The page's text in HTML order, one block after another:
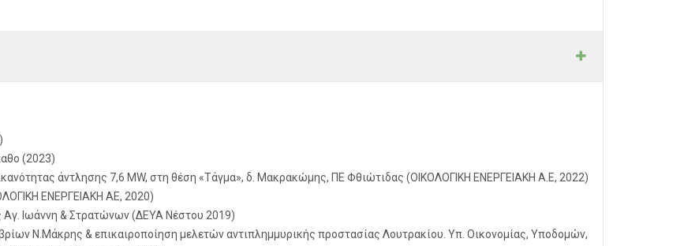
(2023)
άντλησης 7,6 MW, στη θέση «Τάγμα», δ. Μακρακώμης, ΠΕ Φθιώτιδας (ΟΙΚΟΛΟΓΙΚΗ ΕΝΕΡΓΕΙΑΚΗ Α.Ε, 2022)
ΕΝΕΡΓΕΙΑΚΗ ΑΕ, 2020)
Ιωάννη & Στρατώνων (ΔΕΥΑ Νέστου 2019)
Ν.Μάκρης & επικαιροποίηση μελετών αντιπλημμυρικής προστασίας Λουτρακίου. Υπ. Οικονομίας, Υποδομών,